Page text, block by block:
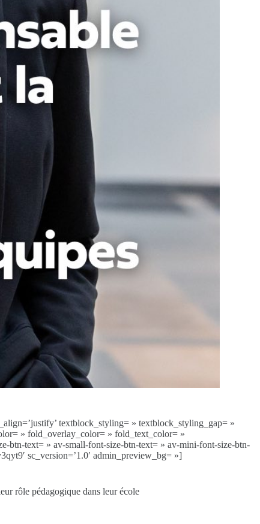
textblock_styling= » textblock_styling_gap= »
» fold_overlay_color= » fold_text_color= »
btn-text= » av-small-font-size-btn-text= » av-mini-font-size-btn-
sc_version=’1.0′ admin_preview_bg= »]
rôle pédagogique dans leur école